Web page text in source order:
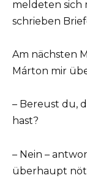
meldeten sich
schrieben
Am nächsten
Márton mir
– Bereust du,
hast?
– Nein –
überhaupt